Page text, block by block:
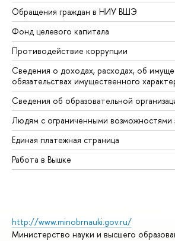
Обращения граждан в НИУ ВШЭ
Фонд целевого капитала
Противодействие коррупции
Сведения о доходах, расходах, об
обязательствах имущественного
Сведения об образовательной
Людям с ограниченными возможностями
Единая платежная страница
Работа в Вышке
http://www.minobrnauki.gov.ru/
Министерство науки и высшего